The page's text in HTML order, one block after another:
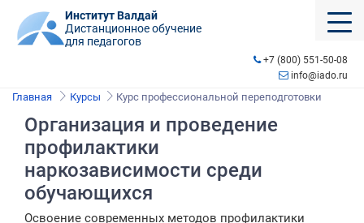
Институт Валдай
Дистанционное обучение
для педагогов
+7 (800) 551-50-08
info@iado.ru
Главная Курсы Курс профессиональной переподготовки
Организация и проведение
профилактики
наркозависимости среди
обучающихся
Освоение современных методов профилактики